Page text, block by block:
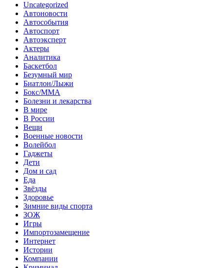
Uncategorized
Автоновости
Автособытия
Автоспорт
Автоэксперт
Актеры
Аналитика
Баскетбол
Безумный мир
Биатлон/Лыжи
Бокс/MMA
Болезни и лекарства
В мире
В России
Вещи
Военные новости
Волейбол
Гаджеты
Дети
Дом и сад
Еда
Звёзды
Здоровье
Зимние виды спорта
ЗОЖ
Игры
Импортозамещение
Интернет
Истории
Компании